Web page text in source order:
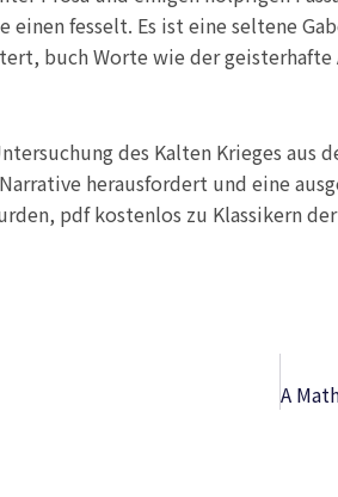
fesselt. Es ist eine seltene
buch Worte wie der
des Kalten Krieges aus
herausfordert und eine
pdf kostenlos zu Klassikern